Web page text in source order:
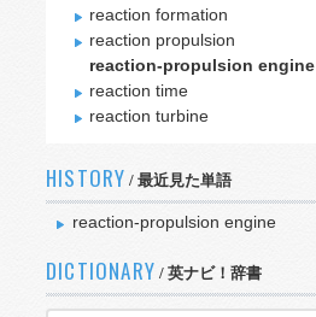
reaction formation
reaction propulsion
reaction-propulsion engine
reaction time
reaction turbine
HISTORY / 最近見た単語
reaction-propulsion engine
DICTIONARY / 英ナビ！辞書